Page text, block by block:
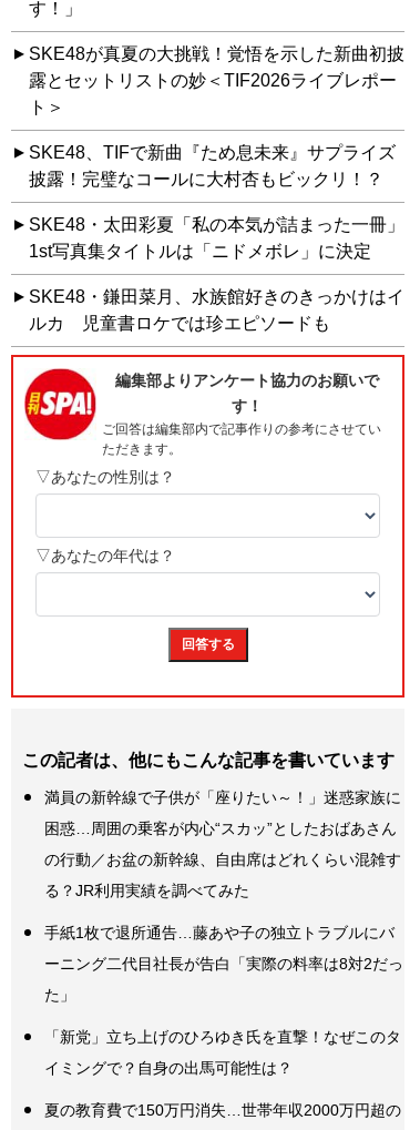
す！」
SKE48が真夏の大挑戦！覚悟を示した新曲初披
露とセットリストの妙＜TIF2026ライブレポー
ト＞
SKE48、TIFで新曲『ため息未来』サプライズ
披露！完璧なコールに大村杏もビックリ！？
SKE48・太田彩夏「私の本気が詰まった一冊」
1st写真集タイトルは「ニドメボレ」に決定
SKE48・鎌田菜月、水族館好きのきっかけはイ
ルカ 児童書ロケでは珍エピソードも
この記者は、他にもこんな記事を書いています
満員の新幹線で子供が「座りたい～！」迷惑家族に
困惑…周囲の乗客が内心“スカッ”としたおばあさん
の行動／お盆の新幹線、自由席はどれくらい混雑す
る？JR利用実績を調べてみた
手紙1枚で退所通告…藤あや子の独立トラブルにバ
ーニング二代目社長が告白「実際の料率は8対2だっ
た」
「新党」立ち上げのひろゆき氏を直撃！なぜこのタ
イミングで？自身の出馬可能性は？
夏の教育費で150万円消失…世帯年収2000万円超の